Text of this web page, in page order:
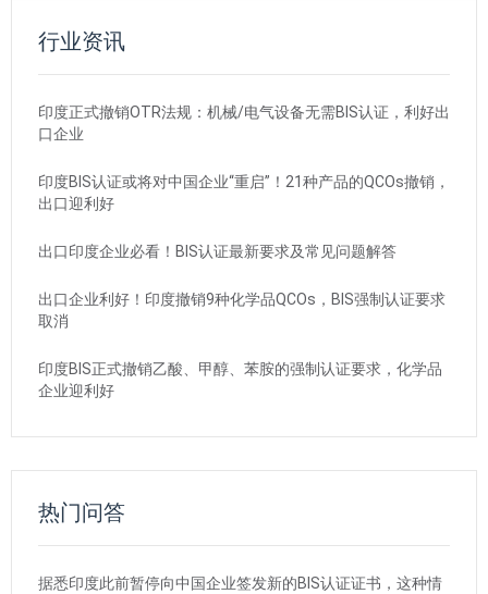
行业资讯
印度正式撤销OTR法规：机械/电气设备无需BIS认证，利好出
口企业
印度BIS认证或将对中国企业“重启”！21种产品的QCOs撤销，
出口迎利好
出口印度企业必看！BIS认证最新要求及常见问题解答
出口企业利好！印度撤销9种化学品QCOs，BIS强制认证要求
取消
印度BIS正式撤销乙酸、甲醇、苯胺的强制认证要求，化学品
企业迎利好
热门问答
据悉印度此前暂停向中国企业签发新的BIS认证证书，这种情